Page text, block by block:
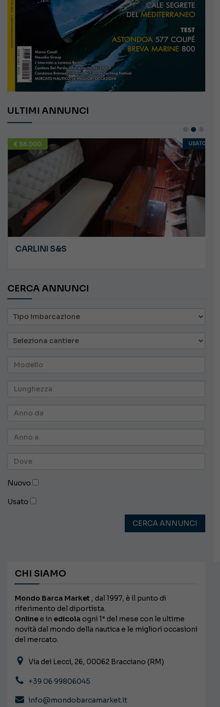
ULTIMI ANNUNCI
€ 10.000 USATO
PLASTILUPI ANGRY
CERCA ANNUNCI
Nuovo
Usato
CERCA ANNUNCI
CHI SIAMO
Mondo Barca Market , dal 1997, è il punto di
riferimento del diportista.
Online e in edicola ogni 1° del mese con le ultime
novità dal mondo della nautica e le migliori occasioni
del mercato.
Via dei Lecci, 26, 00062 Bracciano (RM)
+39 06 99806045
info@mondobarcamarket.it